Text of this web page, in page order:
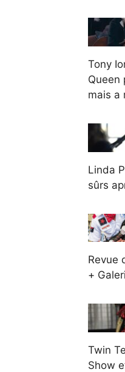
Tony
Queen
mais a
Linda
sûrs
Revue
+
Twin
Show